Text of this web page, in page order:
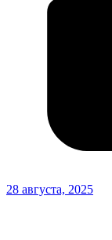
28 августа, 2025